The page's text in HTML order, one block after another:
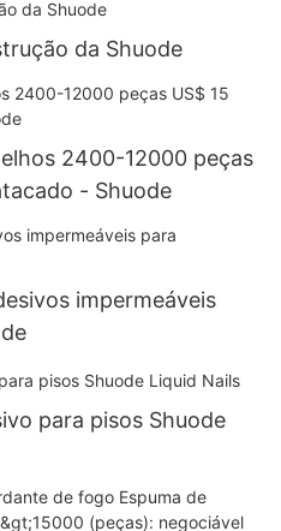
da Shuode
2400-12000 peças
- Shuode
impermeáveis
para pisos Shuode